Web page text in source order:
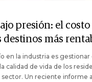
presión: el
destinos más
en la industria es
calidad de vida de los
Un reciente informe